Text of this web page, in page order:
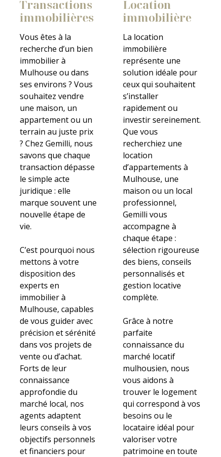
Transactions
immobilières
Vous êtes à la
recherche d’un bien
immobilier à
Mulhouse ou dans
ses environs ? Vous
souhaitez vendre
une maison, un
appartement ou un
terrain au juste prix
? Chez Gemilli, nous
savons que chaque
transaction dépasse
le simple acte
juridique : elle
marque souvent une
nouvelle étape de
vie.
C’est pourquoi nous
mettons à votre
disposition des
experts en
immobilier à
Mulhouse, capables
de vous guider avec
précision et sérénité
dans vos projets de
vente ou d’achat.
Forts de leur
connaissance
approfondie du
marché local, nos
agents adaptent
leurs conseils à vos
objectifs personnels
et financiers pour
Location
immobilière
La location
immobilière
représente une
solution idéale pour
ceux qui souhaitent
s’installer
rapidement ou
investir sereinement.
Que vous
recherchiez une
location
d’appartements à
Mulhouse, une
maison ou un local
professionnel,
Gemilli vous
accompagne à
chaque étape :
sélection rigoureuse
des biens, conseils
personnalisés et
gestion locative
complète.
Grâce à notre
parfaite
connaissance du
marché locatif
mulhousien, nous
vous aidons à
trouver le logement
qui correspond à vos
besoins ou le
locataire idéal pour
valoriser votre
patrimoine en toute